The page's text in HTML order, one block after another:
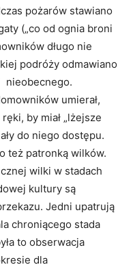
pożarów stawiano
(„co od ognia broni
długo nie
podróży odmawiano
nieobecnego.
umierał,
by miał „lżejsze
do niego dostępu.
też patronką wilków.
wilki w stadach
kultury są
Jedni upatrują
chroniącego stada
to obserwacja
dla